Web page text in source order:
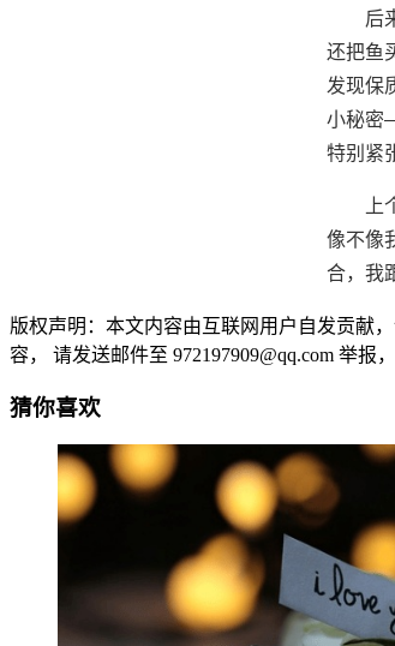
后
还把鱼
发现保
小秘密
特别紧
像不像
合，我
版权声明：本文内容由互联网用户自发贡献
容， 请发送邮件至 972197909@qq.com 举报
猜你喜欢